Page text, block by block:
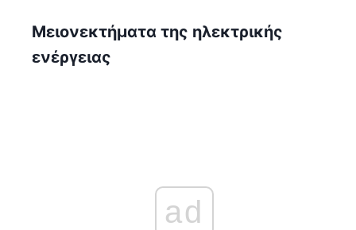
Μειονεκτήματα της ηλεκτρικής
ενέργειας
ad